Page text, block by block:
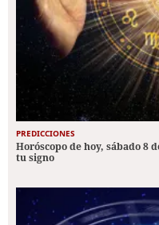
PREDICCIONES
Horóscopo de hoy, sábado 8
tu signo